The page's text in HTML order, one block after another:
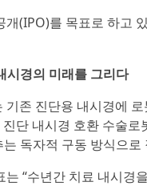
(IPO)를 목표로 하고
시경의 미래를 그리다
존 진단용 내시경에
단 내시경 호환 수술
독자적 구동 방식으
“수년간 치료 내시